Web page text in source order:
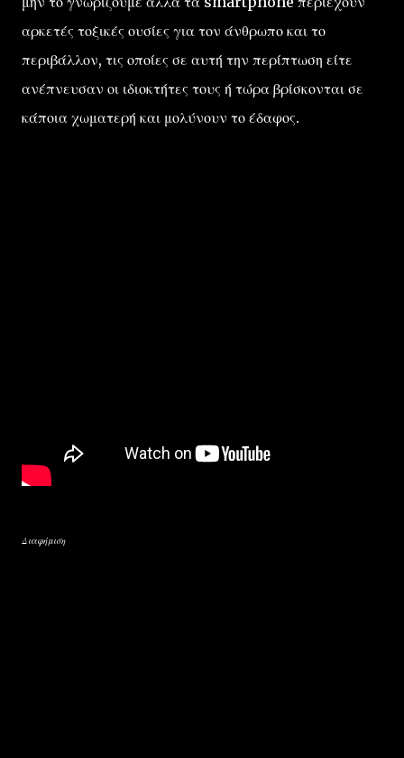
αρκετές τοξικές ουσίες για τον άνθρωπο και το
περιβάλλον, τις οποίες σε αυτή την περίπτωση είτε
ανέπνευσαν οι ιδιοκτήτες τους ή τώρα βρίσκονται σε
κάποια χωματερή και μολύνουν το έδαφος.
Διαφήμιση